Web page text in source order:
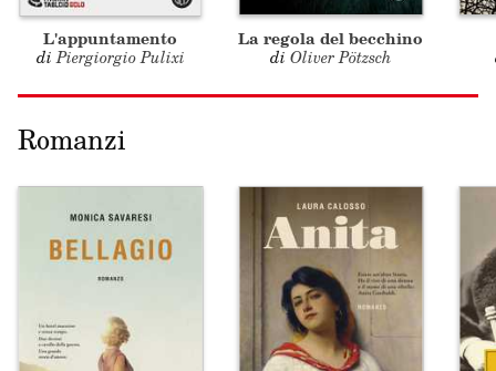
L'appuntamento
diPiergiorgio Pulixi
La regola del becchino
di Oliver Pötzsch
Romanzi